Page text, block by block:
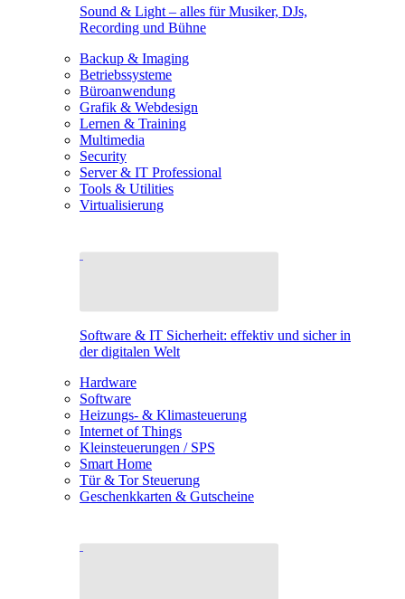
Sound & Light – alles für Musiker, DJs,
Recording und Bühne
Backup & Imaging
Betriebssysteme
Büroanwendung
Grafik & Webdesign
Lernen & Training
Multimedia
Security
Server & IT Professional
Tools & Utilities
Virtualisierung
Software & IT Sicherheit: effektiv und sicher in
der digitalen Welt
Hardware
Software
Heizungs- & Klimasteuerung
Internet of Things
Kleinsteuerungen / SPS
Smart Home
Tür & Tor Steuerung
Geschenkkarten & Gutscheine